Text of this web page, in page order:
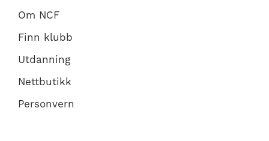
Om NCF
Finn klubb
Utdanning
Nettbutikk
Personvern